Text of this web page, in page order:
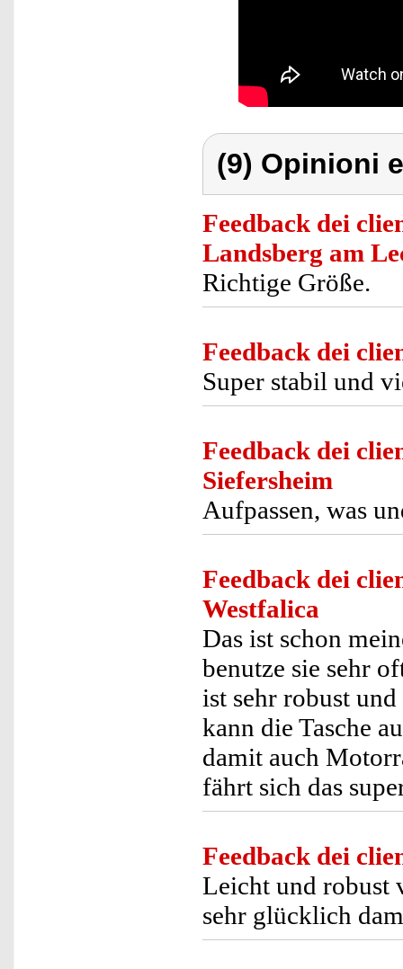
(9) Opinioni
Feedback dei
Landsberg am
Richtige Größe.
Feedback dei
Super stabil und
Feedback dei
Siefersheim
Aufpassen, was
Feedback dei
Westfalica
Das ist schon
benutze sie sehr
ist sehr robust
kann die Tasche
damit auch
fährt sich das
Feedback dei
Leicht und robust
sehr glücklich